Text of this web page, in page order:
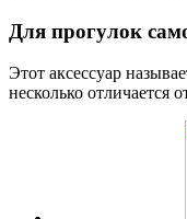
Для прогулок
Этот аксессуар
несколько отличается